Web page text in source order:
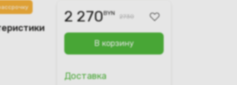
2 270BYN 2730
В корзину
Доставка